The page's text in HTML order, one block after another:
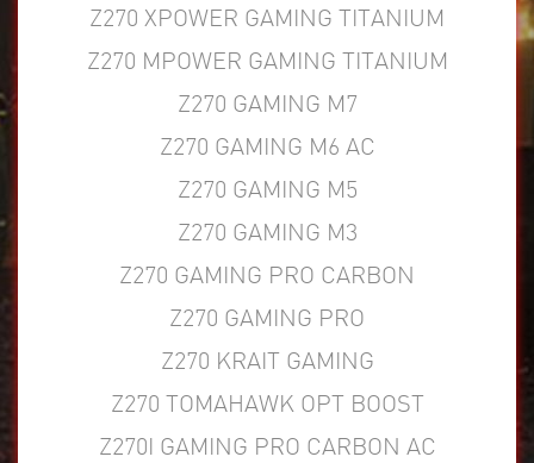
Z270 XPOWER GAMING TITANIUM
Z270 MPOWER GAMING TITANIUM
Z270 GAMING M7
Z270 GAMING M6 AC
Z270 GAMING M5
Z270 GAMING M3
Z270 GAMING PRO CARBON
Z270 GAMING PRO
Z270 KRAIT GAMING
Z270 TOMAHAWK OPT BOOST
Z270I GAMING PRO CARBON AC